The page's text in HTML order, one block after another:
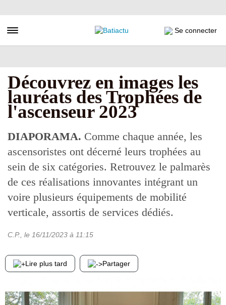
au
principal
Toggle navigation Se connecter
Découvrez en images les
lauréats des Trophées de
l'ascenseur 2023
DIAPORAMA. Comme chaque année, les
ascensoristes ont décerné leurs trophées au
sein de six catégories. Retrouvez le palmarès
de ces réalisations innovantes intégrant un
voire plusieurs équipements de mobilité
verticale, assortis de services dédiés.
C.P. , le 16/11/2023 à 11:15
Lire plus tard Partager